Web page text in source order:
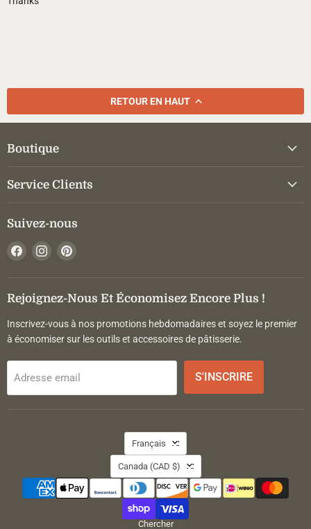
RETOUR EN HAUT
Boutique
Service Clients
Suivez-nous
Trouvez-
sur
Facebook
Trouvez-
sur
Instagram
sur
Pinterest
Rejoignez-Nous Et Économisez Encore Plus !
Inscrivez-vous à nos promotions hebdomadaires et soyez le premier
à économiser sur les outils et accessoires de pâtisserie.
Adresse email S'INSCRIRE
Langue
Français
Pays
Canada (CAD $)
Chercher